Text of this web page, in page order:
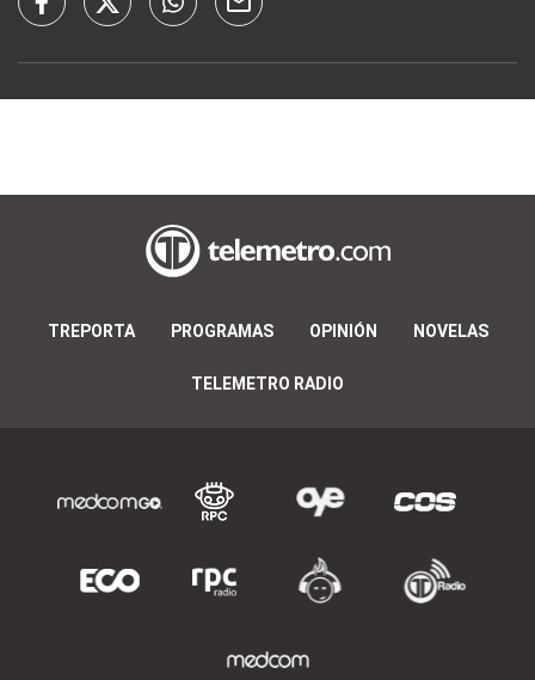
TREPORTA PROGRAMAS OPINIÓN NOVELAS
TELEMETRO RADIO